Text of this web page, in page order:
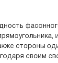
стороны
своим